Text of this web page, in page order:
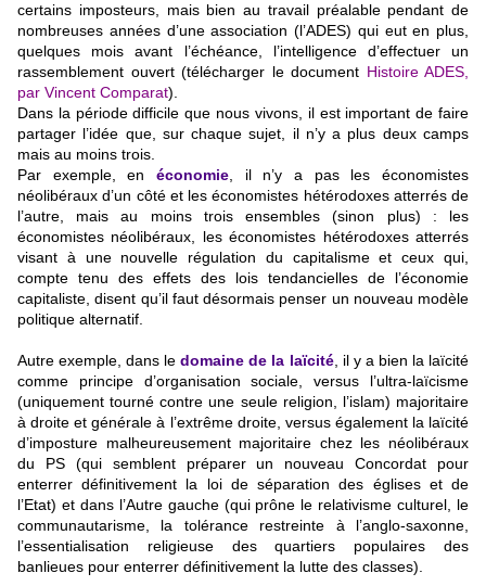
certains imposteurs, mais bien au travail préalable pendant de
nombreuses années d’une association (l’ADES) qui eut en plus,
quelques mois avant l’échéance, l’intelligence d’effectuer un
rassemblement ouvert (télécharger le document Histoire ADES,
par Vincent Comparat).
Dans la période difficile que nous vivons, il est important de faire
partager l’idée que, sur chaque sujet, il n’y a plus deux camps
mais au moins trois.
Par exemple, en économie , il n’y a pas les économistes
néolibéraux d’un côté et les économistes hétérodoxes atterrés de
l’autre, mais au moins trois ensembles (sinon plus) : les
économistes néolibéraux, les économistes hétérodoxes atterrés
visant à une nouvelle régulation du capitalisme et ceux qui,
compte tenu des effets des lois tendancielles de l’économie
capitaliste, disent qu’il faut désormais penser un nouveau modèle
politique alternatif.
Autre exemple, dans ledomaine de la laïcité, il y a bien la laïcité
comme principe d’organisation sociale, versus l’ultra-laïcisme
(uniquement tourné contre une seule religion, l’islam) majoritaire
à droite et générale à l’extrême droite, versus également la laïcité
d’imposture malheureusement majoritaire chez les néolibéraux
du PS (qui semblent préparer un nouveau Concordat pour
enterrer définitivement la loi de séparation des églises et de
l’Etat) et dans l’Autre gauche (qui prône le relativisme culturel, le
communautarisme, la tolérance restreinte à l’anglo-saxonne,
l’essentialisation religieuse des quartiers populaires des
banlieues pour enterrer définitivement la lutte des classes).